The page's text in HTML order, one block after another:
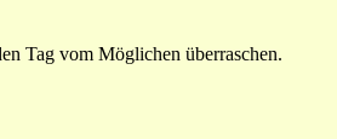
Tag vom Möglichen überraschen.